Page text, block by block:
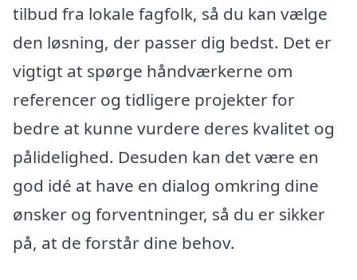
tilbud fra lokale fagfolk, så du kan vælge
den løsning, der passer dig bedst. Det er
vigtigt at spørge håndværkerne om
referencer og tidligere projekter for
bedre at kunne vurdere deres kvalitet og
pålidelighed. Desuden kan det være en
god idé at have en dialog omkring dine
ønsker og forventninger, så du er sikker
på, at de forstår dine behov.